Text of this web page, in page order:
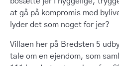
at gå på kompromis med
lyder det som noget for jer?
Villaen her på Bredsten 5
tale om en ejendom, som